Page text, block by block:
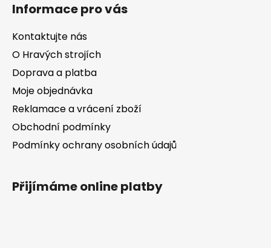
Informace pro vás
Kontaktujte nás
O Hravých strojích
Doprava a platba
Moje objednávka
Reklamace a vrácení zboží
Obchodní podmínky
Podmínky ochrany osobních údajů
Přijímáme online platby